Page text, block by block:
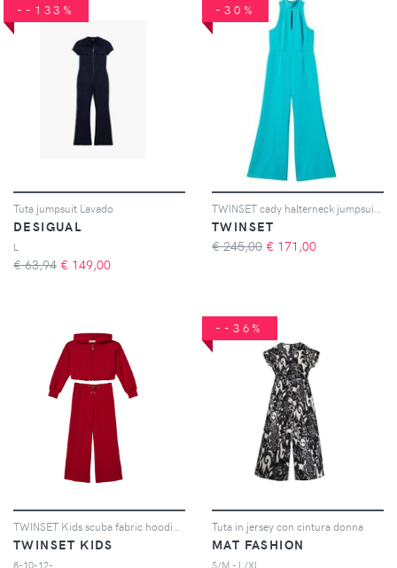
--133%
Tuta jumpsuit Lavado
DESIGUAL
L
€ 63,94 € 149,00
-30%
TWINSET
€ 245,00 € 171,00
TWINSET KIDS
8-10-12-
--36%
Tuta in jersey con cintura donna
MAT FASHION
S/M - L/XL